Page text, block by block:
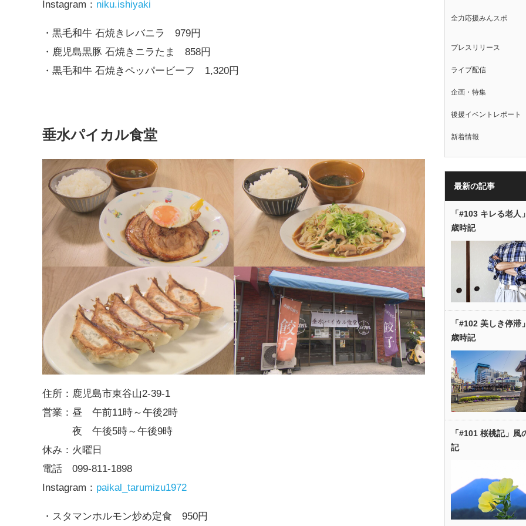
Instagram： niku.ishiyaki
・黒毛和牛 石焼きレバニラ 979円
・鹿児島黒豚 石焼きニラたま 858円
・黒毛和牛 石焼きペッパービーフ 1,320円
垂水パイカル食堂
住所：鹿児島市東谷山2-39-1
営業：昼 午前11時～午後2時
夜 午後5時～午後9時
休み：火曜日
電話 099-811-1898
Instagram： paikal_tarumizu1972
・スタマンホルモン炒め定食 950円
全力応援みんスポ
プレスリリース
ライブ配信
企画・特集
後援イベントレポート
新着情報
最新の記事
「#103 キレる老人
歳時記
「#102 美しき停滞
歳時記
「#101 桜桃記」風
記